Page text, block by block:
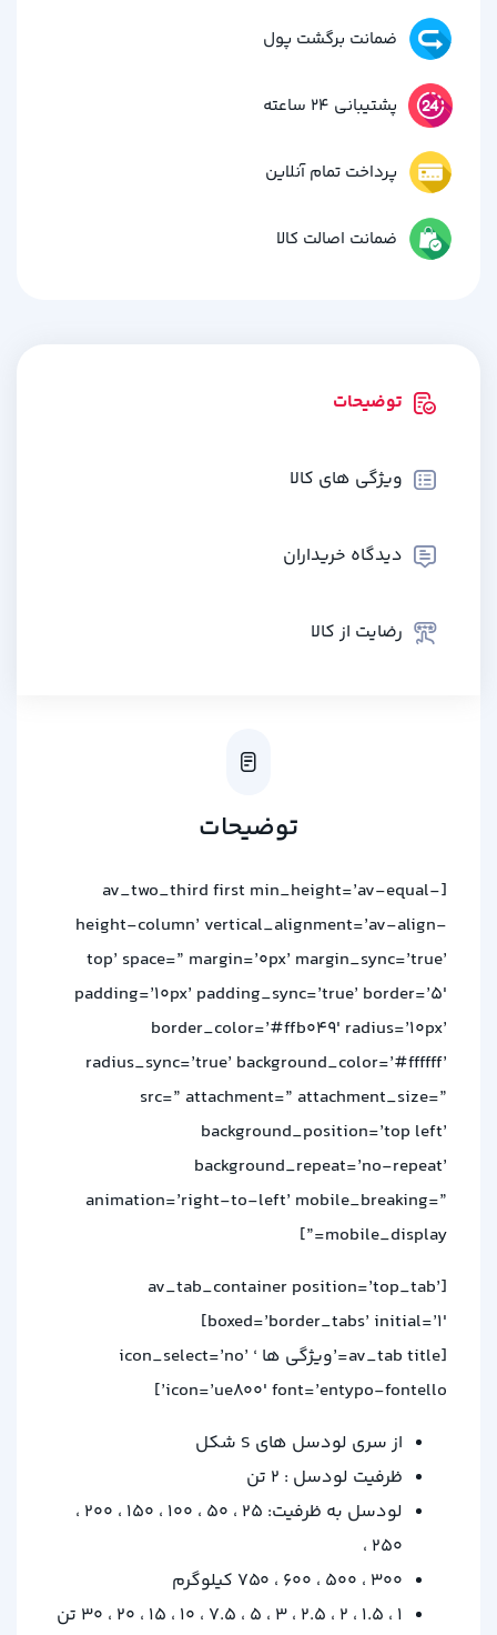
ضمانت برگشت پول
پشتیبانی 24 ساعته
پرداخت تمام آنلاین
ضمانت اصالت کالا
توضیحات
ویژگی های کالا
دیدگاه خریداران
رضایت از کالا
توضیحات
[av_two_third first min_height=’av-equal-
height-column’ vertical_alignment=’av-align-
top’ space=” margin=’0px’ margin_sync=’true’
padding=’10px’ padding_sync=’true’ border=’5′
border_color=’#ffb049′ radius=’10px’
radius_sync=’true’ background_color=’#ffffff’
src=” attachment=” attachment_size=”
background_position=’top left’
background_repeat=’no-repeat’
animation=’right-to-left’ mobile_breaking=”
mobile_display=”]
[av_tab_container position=’top_tab’
boxed=’border_tabs’ initial=’1′]
[av_tab title=’ویژگی ها ‘ icon_select=’no’
icon=’ue800′ font=’entypo-fontello’]
از سری لودسل های S شکل
ظرفیت لودسل : 2 تن
لودسل به ظرفیت: 25 ، 50 ، 100 ، 150 ، 200 ،
250 ،
300 ، 500 ، 600 ، 750 کیلوگرم
1 ، 1.5 ، 2 ، 2.5 ، 3 ، 5 ، 7.5 ، 10 ، 15 ، 20 ، 30 تن